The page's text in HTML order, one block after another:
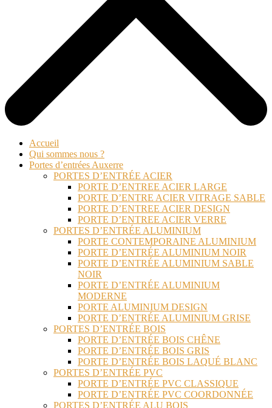
Accueil
Qui sommes nous ?
Portes d’entrées Auxerre
PORTES D’ENTRÉE ACIER
PORTE D’ENTREE ACIER LARGE
PORTE D’ENTRE ACIER VITRAGE SABLE
PORTE D’ENTREE ACIER DESIGN
PORTE D’ENTREE ACIER VERRE
PORTES D’ENTRÉE ALUMINIUM
PORTE CONTEMPORAINE ALUMINIUM
PORTE D’ENTRÉE ALUMINIUM NOIR
PORTE D’ENTRÉE ALUMINIUM SABLE
NOIR
PORTE D’ENTRÉE ALUMINIUM
MODERNE
PORTE ALUMINIUM DESIGN
PORTE D’ENTRÉE ALUMINIUM GRISE
PORTES D’ENTRÉE BOIS
PORTE D’ENTRÉE BOIS CHÊNE
PORTE D’ENTRÉE BOIS GRIS
PORTE D’ENTRÉE BOIS LAQUÉ BLANC
PORTES D’ENTRÉE PVC
PORTE D’ENTRÉE PVC CLASSIQUE
PORTE D’ENTRÉE PVC COORDONNÉE
PORTES D’ENTRÉE ALU BOIS